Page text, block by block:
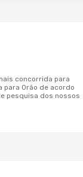
para Orão de acordo
pesquisa dos nossos